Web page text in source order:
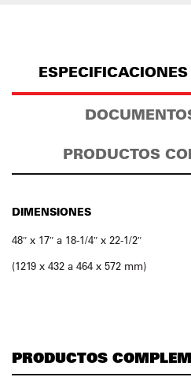
PRODUCTOS
DIMENSIONES
48″ x 17″ a 18-1/4″ x 22-1/2″
(1219 x 432 a 464 x 572 mm)
PRODUCTOS